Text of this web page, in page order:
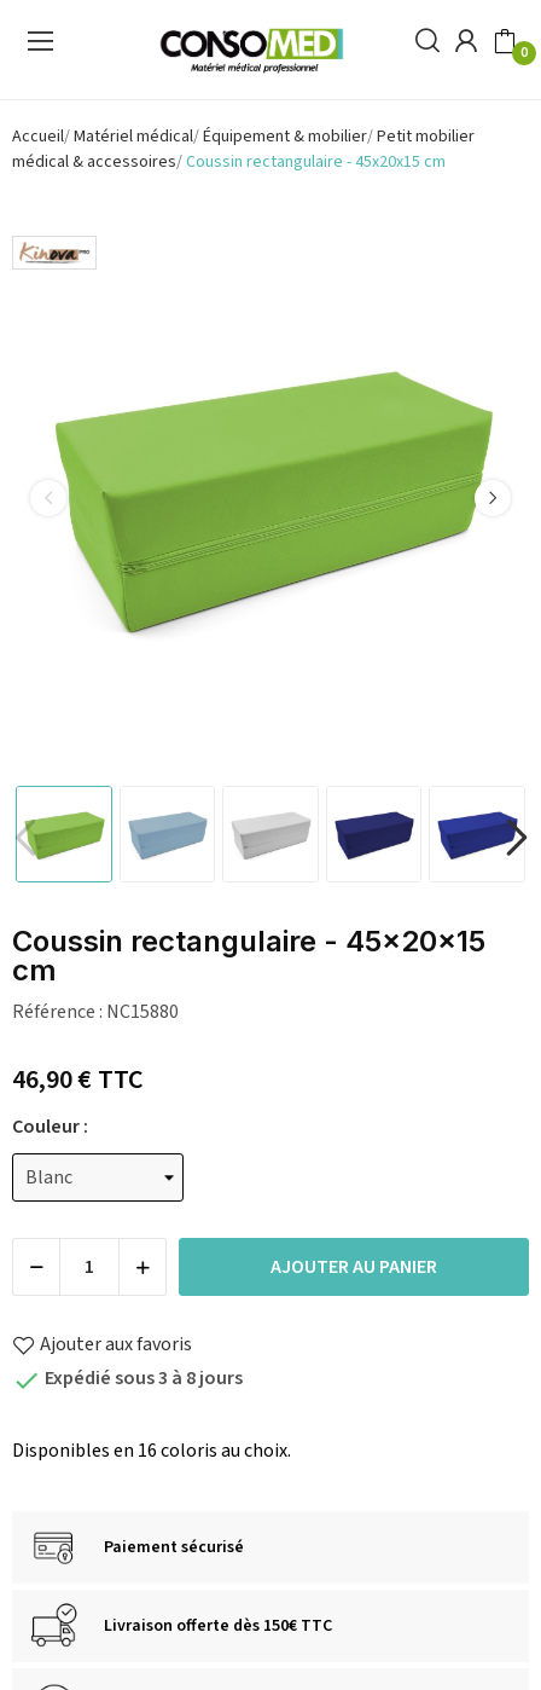
0
Accueil Matériel médical Équipement & mobilier Petit mobilier
médical & accessoires Coussin rectangulaire - 45x20x15 cm
Coussin rectangulaire - 45x20x15
cm
Référence : NC15880
46,90 €TTC
Couleur :
AJOUTER AU PANIER
Ajouter aux favoris
 Expédié sous 3 à 8 jours
Disponibles en 16 coloris au choix.
Paiement sécurisé
Livraison offerte dès 150€ TTC